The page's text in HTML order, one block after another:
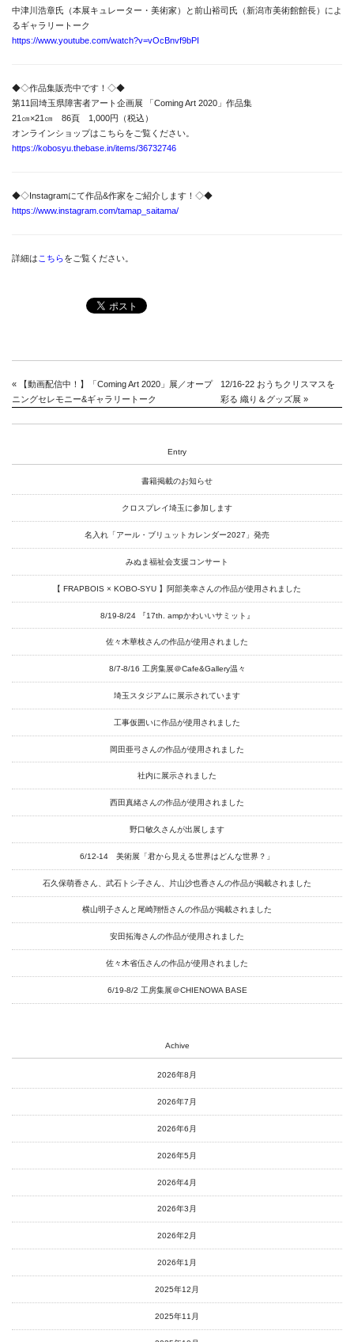
Artists
Exhibitions
Media
Access
Link
Facebook
Instagram
Youtube
online-shop
art center syu
南関東・甲信障害者
アートサポートセンター
社会福祉法人みぬま福祉会
中津川浩章氏（本展キュレーター・美術家）と前山裕司氏（新潟市美術館館長）によ
るギャラリートーク
https://www.youtube.com/watch?v=vOcBnvf9bPI
◆◇作品集販売中です！◇◆
第11回埼玉県障害者アート企画展 「Coming Art 2020」作品集
21㎝×21㎝ 86頁 1,000円（税込）
オンラインショップはこちらをご覧ください。
https://kobosyu.thebase.in/items/36732746
◆◇Instagramにて作品&作家をご紹介します！◇◆
https://www.instagram.com/tamap_saitama/
詳細は こちらをご覧ください。
«
【動画配信中！】「Coming Art 2020」展／オープ
ニングセレモニー&ギャラリートーク
12/16-22 おうちクリスマスを
彩る 織り＆グッズ展 »
Entry
書籍掲載のお知らせ
クロスプレイ埼玉に参加します
名入れ「アール・ブリュットカレンダー2027」発売
みぬま福祉会支援コンサート
【 FRAPBOIS × KOBO-SYU 】阿部美幸さんの作品が使用されました
8/19-8/24 『17th. ampかわいいサミット』
佐々木華枝さんの作品が使用されました
8/7-8/16 工房集展＠Cafe&Gallery温々
埼玉スタジアムに展示されています
工事仮囲いに作品が使用されました
岡田亜弓さんの作品が使用されました
社内に展示されました
西田真緒さんの作品が使用されました
野口敏久さんが出展します
6/12-14 美術展「君から見える世界はどんな世界？」
石久保萌香さん、武石トシ子さん、片山沙也香さんの作品が掲載されました
横山明子さんと尾崎翔悟さんの作品が掲載されました
安田拓海さんの作品が使用されました
佐々木省伍さんの作品が使用されました
6/19-8/2 工房集展＠CHIENOWA BASE
Achive
2026年8月
2026年7月
2026年6月
2026年5月
2026年4月
2026年3月
2026年2月
2026年1月
2025年12月
2025年11月